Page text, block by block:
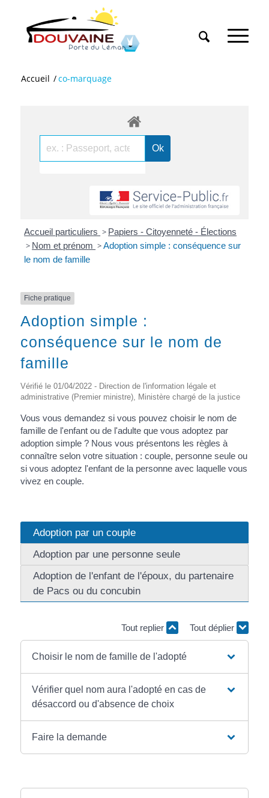
Accueil /co-marquage
Accueil particuliers > Papiers - Citoyenneté - Élections
> Nom et prénom >Adoption simple : conséquence sur
le nom de famille
Fiche pratique
Adoption simple :
conséquence sur le nom de
famille
Vérifié le 01/04/2022 - Direction de l'information légale et
administrative (Premier ministre), Ministère chargé de la justice
Vous vous demandez si vous pouvez choisir le nom de
famille de l'enfant ou de l'adulte que vous adoptez par
adoption simple ? Nous vous présentons les règles à
connaître selon votre situation : couple, personne seule ou
si vous adoptez l'enfant de la personne avec laquelle vous
vivez en couple.
Adoption par un couple
Adoption par une personne seule
Adoption de l'enfant de l'époux, du partenaire
de Pacs ou du concubin
Tout replier Tout déplier
Choisir le nom de famille de l'adopté
Vérifier quel nom aura l'adopté en cas de
désaccord ou d'absence de choix
Faire la demande